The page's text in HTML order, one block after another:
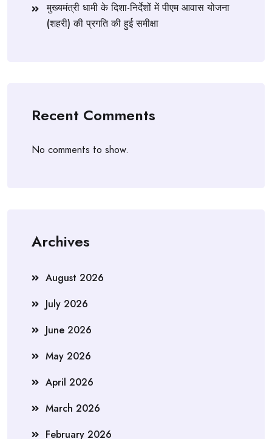
मुख्यमंत्री धामी के दिशा-निर्देशों में पीएम आवास योजना
(शहरी) की प्रगति की हुई समीक्षा
Recent Comments
No comments to show.
Archives
August 2026
July 2026
June 2026
May 2026
April 2026
March 2026
February 2026